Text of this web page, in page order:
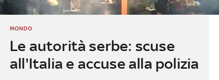
Le autorità serbe: scuse
all'Italia e accuse alla polizia
MONDO